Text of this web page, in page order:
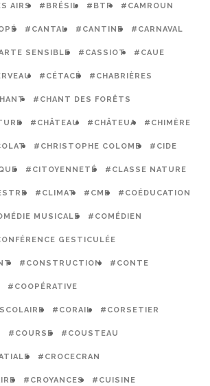
AIRS #BRÉSIL #BTP #CAMROUN
#CANTAL #CANTINE #CARNAVAL
SENSIBLE #CASSIOT #CAUE
#CÉTACÉ #CHABRIÈRES
#CHANT DES FORÊTS
#CHÂTEAU #CHÂTEUA #CHIMÈRE
#CHRISTOPHE COLOMB #CIDE
#CITOYENNETÉ #CLASSE NATURE
#CLIMAT #CME #COÉDUCATION
MUSICALE #COMÉDIEN
GESTICULÉE
#CONSTRUCTION #CONTE
#COOPÉRATIVE
#CORAIL #CORSETIER
#COURSE #COUSTEAU
#CROCECRAN
#CROYANCES #CUISINE